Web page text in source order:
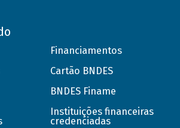
Financiamentos
Cartão BNDES
BNDES Finame
Instituições financeiras
credenciadas